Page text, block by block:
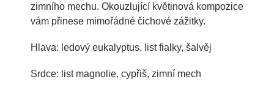
zimního mechu. Okouzlující květinová kompozice
vám přinese mimořádné čichové zážitky.
Hlava: ledový eukalyptus, list fialky, šalvěj
Srdce: list magnolie, cypřiš, zimní mech